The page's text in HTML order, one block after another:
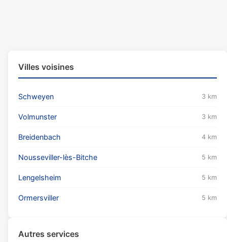
Villes voisines
Schweyen 3 km
Volmunster 3 km
Breidenbach 4 km
Nousseviller-lès-Bitche 5 km
Lengelsheim 5 km
Ormersviller 5 km
Autres services